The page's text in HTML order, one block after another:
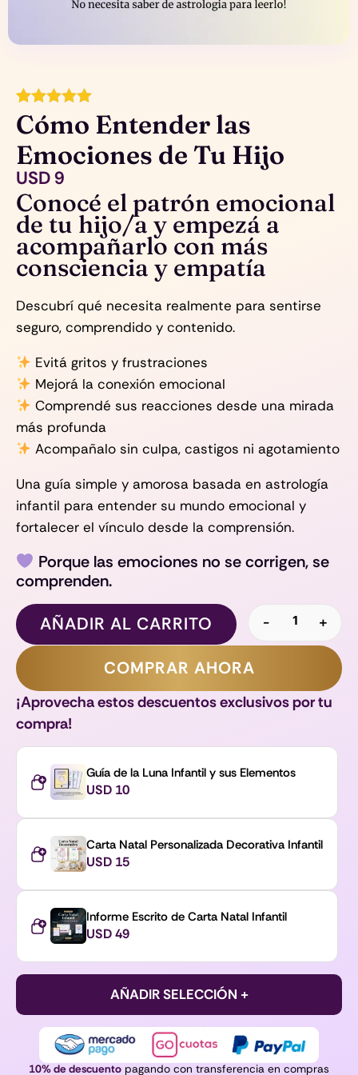
Valorado con
5.00de 5 en
base a
1
valoración
de un cliente
Cómo Entender las
Emociones de Tu Hijo
USD9
Conocé el patrón emocional
de tu hijo/a y empezá a
acompañarlo con más
consciencia y empatía
Descubrí qué necesita realmente para sentirse
seguro, comprendido y contenido.
Evitá gritos y frustraciones
Mejorá la conexión emocional
Comprendé sus reacciones desde una mirada
más profunda
Acompañalo sin culpa, castigos ni agotamiento
Una guía simple y amorosa basada en astrología
infantil para entender su mundo emocional y
fortalecer el vínculo desde la comprensión.
Porque las emociones no se corrigen, se
comprenden.
Cómo
- +
AÑADIR AL CARRITO
COMPRAR AHORA
¡Aprovecha estos descuentos exclusivos por tu
compra!
Guía de la Luna Infantil y sus Elementos
USD 10
Carta Natal Personalizada Decorativa Infantil
USD 15
Informe Escrito de Carta Natal Infantil
USD49
AÑADIR SELECCIÓN +
10% de descuento pagando con transferencia en compras